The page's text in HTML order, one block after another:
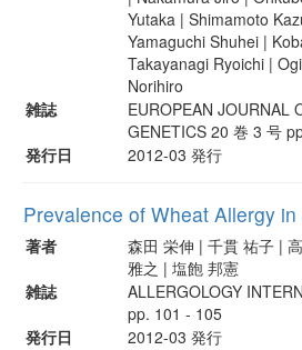
Yutaka | Shimamoto
Yamaguchi Shuhei |
Takayanagi Ryoichi |
Norihiro
雑誌
EUROPEAN JOURNAL
GENETICS 20 巻 3 号
発行日
2012-03 発行
Prevalence of Wheat Allergy
著者
森田 栄伸 | 千貫 祐子 |
雅之 | 塩飽 邦憲
雑誌
ALLERGOLOGY
pp. 101 - 105
発行日
2012-03 発行